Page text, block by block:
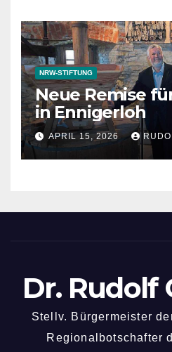
NRW-STIFTUNG
Neue Remise
in Ennigerloh
APRIL 15, 2026
Dr. Rudolf
Stellv. Bürgermeister
Regionalbotschafter